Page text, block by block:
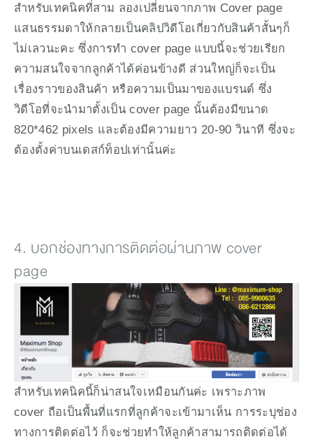
สำหรับเทคนิคที่สาม ลองเปลี่ยนจากภาพ Cover page
แสนธรรมดาให้กลายเป็นคลิปวิดีโอเกี่ยวกับสินค้าสั้นๆก็
ไม่เลวนะคะ ซึ่งการทำ cover page แบบนี้จะช่วยเรียก
ความสนใจจากลูกค้าได้ค่อนข้างดี ส่วนใหญ่ก็จะเป็น
เรื่องราวของสินค้า หรือความเป็นมาของแบรนด์ ซึ่ง
วิดีโอที่จะนำมาตั้งเป็น cover page นั้นต้องมีขนาด
820*462 pixels และต้องมีความยาว 20-90 วินาที ซึ่งจะ
ต้องตั้งค่าบนเดสก์ท็อปเท่านั้นค่ะ
4. บอกช่องทางการติดต่อผ่านภาพ cover
page
สำหรับเทคนิคนี้ก็น่าสนใจเหมือนกันค่ะ เพราะภาพ
cover ถือเป็นพื้นที่แรกที่ลูกค้าจะเข้ามาเห็น การระบุช่อง
ทางการติดต่อไว้ ก็จะช่วยทำให้ลูกค้าสามารถติดต่อได้